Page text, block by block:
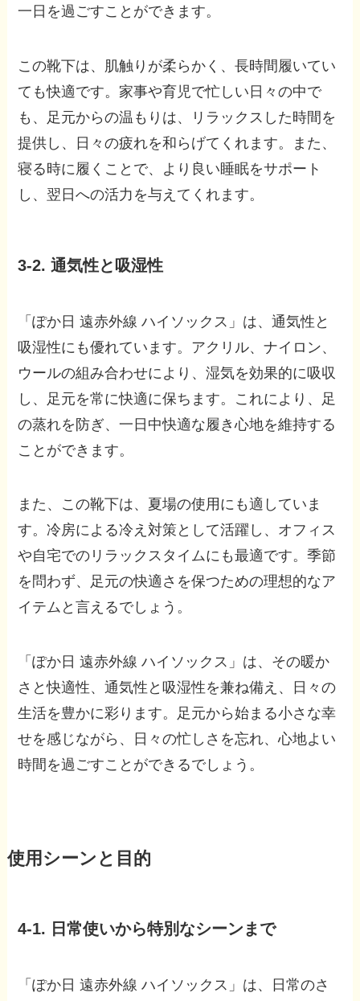
一日を過ごすことができます。
この靴下は、肌触りが柔らかく、長時間履いてい
ても快適です。家事や育児で忙しい日々の中で
も、足元からの温もりは、リラックスした時間を
提供し、日々の疲れを和らげてくれます。また、
寝る時に履くことで、より良い睡眠をサポート
し、翌日への活力を与えてくれます。
3-2. 通気性と吸湿性
「ぽか日 遠赤外線 ハイソックス」は、通気性と
吸湿性にも優れています。アクリル、ナイロン、
ウールの組み合わせにより、湿気を効果的に吸収
し、足元を常に快適に保ちます。これにより、足
の蒸れを防ぎ、一日中快適な履き心地を維持する
ことができます。
また、この靴下は、夏場の使用にも適していま
す。冷房による冷え対策として活躍し、オフィス
や自宅でのリラックスタイムにも最適です。季節
を問わず、足元の快適さを保つための理想的なア
イテムと言えるでしょう。
「ぽか日 遠赤外線 ハイソックス」は、その暖か
さと快適性、通気性と吸湿性を兼ね備え、日々の
生活を豊かに彩ります。足元から始まる小さな幸
せを感じながら、日々の忙しさを忘れ、心地よい
時間を過ごすことができるでしょう。
使用シーンと目的
4-1. 日常使いから特別なシーンまで
「ぽか日 遠赤外線 ハイソックス」は、日常のさ